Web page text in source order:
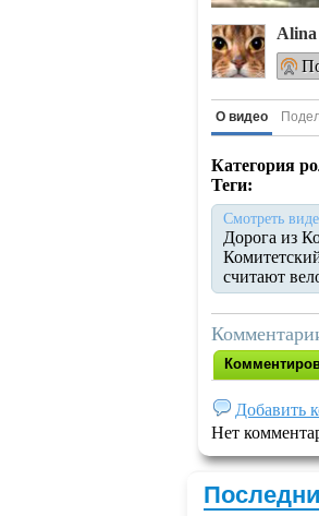
Alina
О видео
Категория
Теги:
Смотреть
Дорога из
считают
Добавить
Нет